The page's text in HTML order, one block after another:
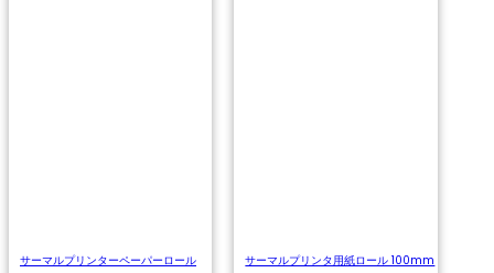
サーマルプリンターペーパーロール
サーマルプリンタ用紙ロール 100mm